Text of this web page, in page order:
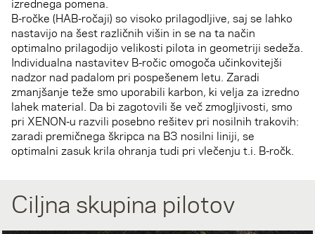
izrednega pomena.
B-ročke (HAB-ročaji) so visoko prilagodljive, saj se lahko
nastavijo na šest različnih višin in se na ta način
optimalno prilagodijo velikosti pilota in geometriji sedeža.
Individualna nastavitev B-ročic omogoča učinkovitejši
nadzor nad padalom pri pospešenem letu. Zaradi
zmanjšanje teže smo uporabili karbon, ki velja za izredno
lahek material. Da bi zagotovili še več zmogljivosti, smo
pri XENON-u razvili posebno rešitev pri nosilnih trakovih:
zaradi premičnega škripca na B3 nosilni liniji, se
optimalni zasuk krila ohranja tudi pri vlečenju t.i. B-ročk.
Ciljna skupina pilotov